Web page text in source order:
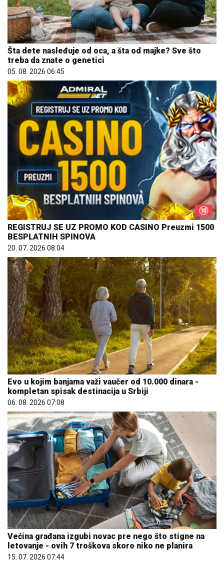
Šta dete nasleđuje od oca, a šta od majke? Sve što
treba da znate o genetici
05. 08. 2026 06:45
REGISTRUJ SE UZ PROMO KOD CASINO Preuzmi 1500
BESPLATNIH SPINOVA
20. 07. 2026 08:04
Evo u kojim banjama važi vaučer od 10.000 dinara -
kompletan spisak destinacija u Srbiji
06. 08. 2026 07:08
Većina građana izgubi novac pre nego što stigne na
letovanje - ovih 7 troškova skoro niko ne planira
15. 07. 2026 07:44